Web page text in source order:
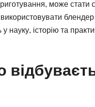
може стати
науку, історію та